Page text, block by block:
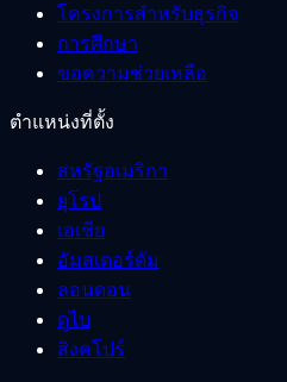
โครงการสำหรับธุรกิจ
การศึกษา
ขอความช่วยเหลือ
ตำแหน่งที่ตั้ง
สหรัฐอเมริกา
ยุโรป
เอเชีย
อัมสเตอร์ดัม
ลอนดอน
ดูไบ
สิงคโปร์